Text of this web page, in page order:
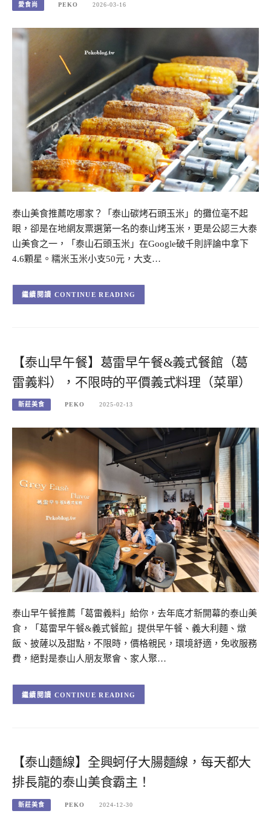
愛食尚 PEKO 2026-03-16
泰山美食推薦吃哪家？「泰山碳烤石頭玉米」的攤位毫不起
眼，卻是在地網友票選第一名的泰山烤玉米，更是公認三大泰
山美食之一，「泰山石頭玉米」在Google破千則評論中拿下
4.6顆星。糯米玉米小支50元，大支…
CONTINUE READING
【泰山早午餐】葛雷早午餐&義式餐館（葛
雷義料），不限時的平價義式料理（菜單）
新莊美食 PEKO 2025-02-13
泰山早午餐推薦「葛雷義料」給你，去年底才新開幕的泰山美
食，「葛雷早午餐&義式餐館」提供早午餐、義大利麵、燉
飯、披薩以及甜點，不限時，價格親民，環境舒適，免收服務
費，絕對是泰山人朋友聚會、家人聚…
CONTINUE READING
【泰山麵線】全興蚵仔大腸麵線，每天都大
排長龍的泰山美食霸主！
新莊美食 PEKO 2024-12-30